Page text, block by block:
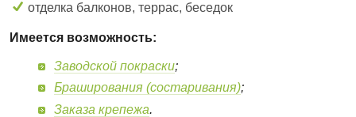
отделка балконов, террас, беседок
Имеется возможность:
Заводской покраски;
Браширования (состаривания);
Заказа крепежа.